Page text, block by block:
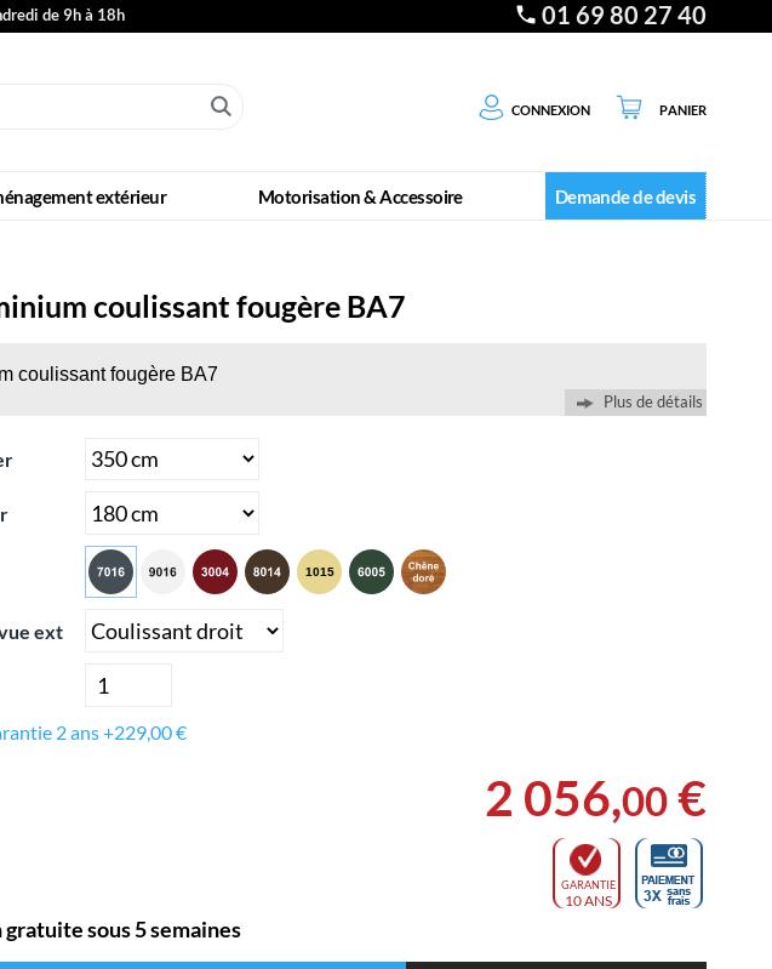
de 9h à 18h 01 69 80 27 40
Connexion Panier
extérieur Motorisation & Accessoire Demande de devis
coulissant fougère BA7
coulissant fougère BA7
Plus de détails
ext
2 ans +229,00 €
2 056,00 €
GARANTIE
10 ANS
sous 5 semaines